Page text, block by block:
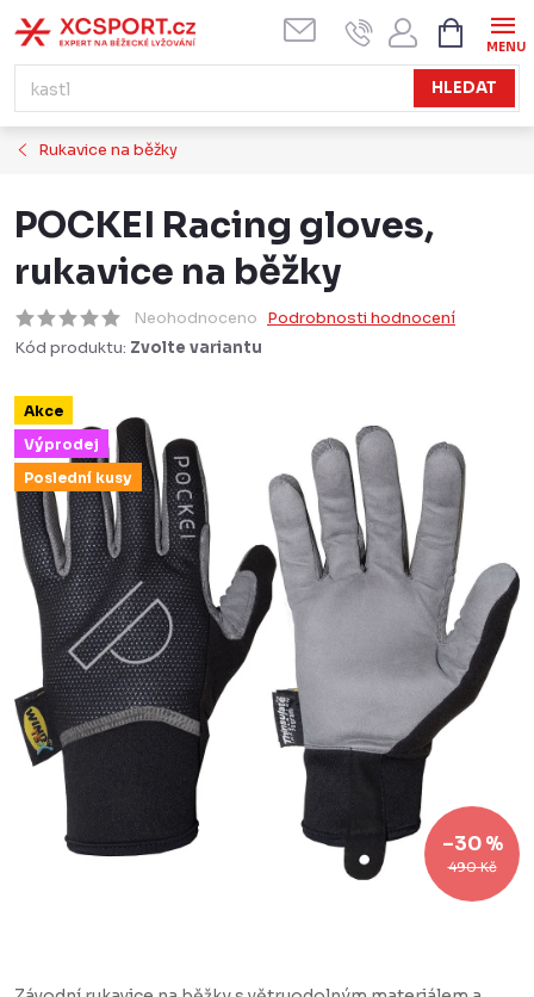
na
obsah
HLEDAT
KOŠÍK
Rukavice na běžky
POCKEI Racing gloves,
rukavice na běžky
Neohodnoceno Podrobnosti hodnocení
Kód produktu: Zvolte variantu
Akce
Výprodej
Poslední kusy
490 Kč
–30 %